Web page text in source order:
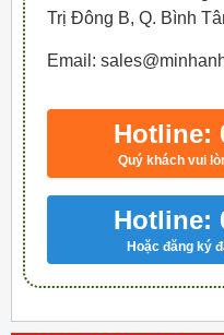
Trị Đông B, Q. Bình
Email:
Hotline:
Quý khách vui
Hotline:
Hoặc đăng ký